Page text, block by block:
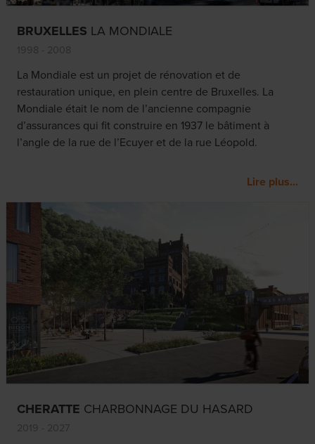
BRUXELLES LA MONDIALE
1998 - 2008
La Mondiale est un projet de rénovation et de
restauration unique, en plein centre de Bruxelles. La
Mondiale était le nom de l’ancienne compagnie
d’assurances qui fit construire en 1937 le bâtiment à
l’angle de la rue de l’Ecuyer et de la rue Léopold.
Lire plus...
CHERATTE CHARBONNAGE DU HASARD
2019 - 2027